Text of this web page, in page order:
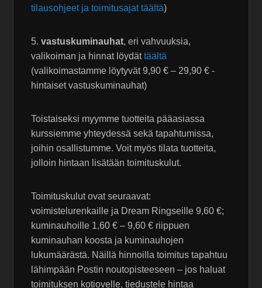
tilausohjeet ja toimitusajat täältä)
5.vastuskuminauhat, eri vahvuuksia,
valikoiman ja hinnat löydättäältä
(valikoimastamme löytyvät 9,90 € – 29,90 € -
hintaiset vastuskuminauhat)
Toistaiseksi myymme tuotteita pääasiassa
kurssiemme yhteydessä sekä tapahtumissa,
joihin osallistumme. Voit myös tilata tuotteita,
jolloin hintaan lisätään toimituskulut.
Toimituskulut ovat seuraavat:
voimistelurenkaille ja Dream Ringseille 9,60 €;
kuminauhoille 1,60 € – 9,60 € riippuen
kuminauhan koosta ja kuminauhojen
lukumäärästä. Näillä hinnoilla toimitus tapahtuu
lähimpään Postin noutopisteeseen – jos haluat
toimituksen kotiovelle, tiedustele hintaa